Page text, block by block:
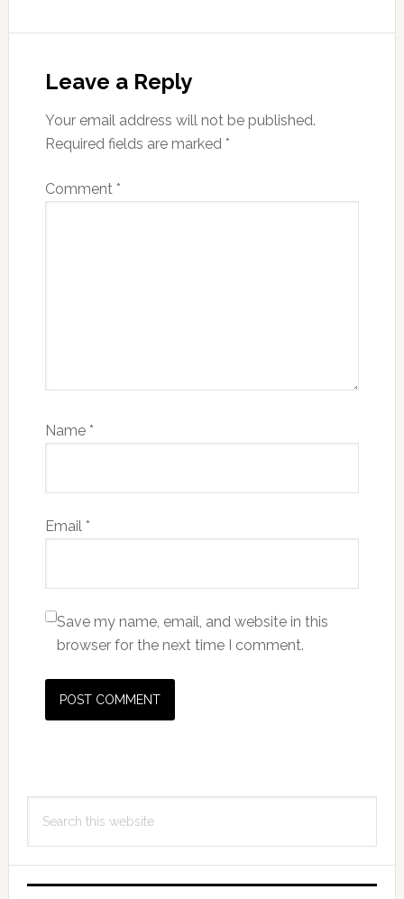
Interactions
Leave a Reply
Your email address will not be published.
Required fields are marked *
Comment *
Name *
Email *
Save my name, email, and website in this
browser for the next time I comment.
Primary
Sidebar
this